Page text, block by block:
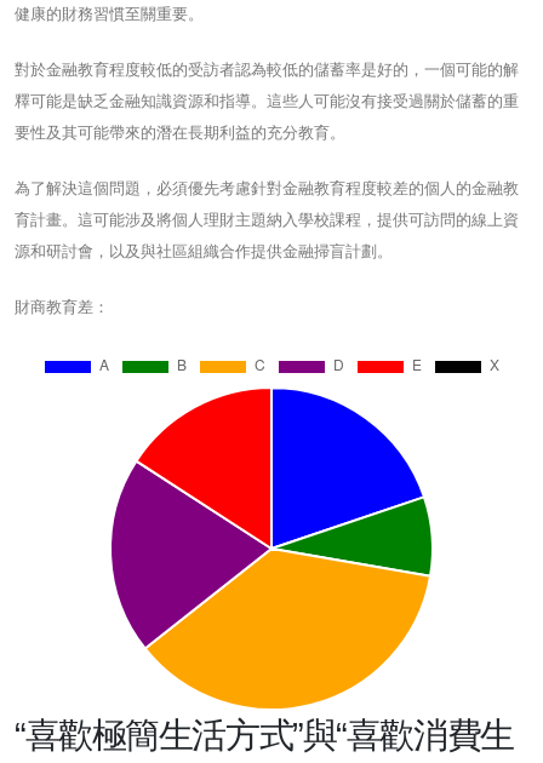
健康的財務習慣至關重要。
對於金融教育程度較低的受訪者認為較低的儲蓄率是好的，一個可能的解
釋可能是缺乏金融知識資源和指導。這些人可能沒有接受過關於儲蓄的重
要性及其可能帶來的潛在長期利益的充分教育。
為了解決這個問題，必須優先考慮針對金融教育程度較差的個人的金融教
育計畫。這可能涉及將個人理財主題納入學校課程，提供可訪問的線上資
源和研討會，以及與社區組織合作提供金融掃盲計劃。
財商教育差：
“喜歡極簡生活方式”與“喜歡消費生